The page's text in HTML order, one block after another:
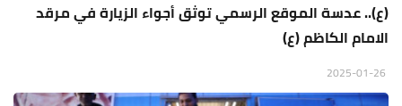
(ع).. عدسة الموقع الرسمي توثق أجواء الزيارة في مرقد
الامام الكاظم (ع)